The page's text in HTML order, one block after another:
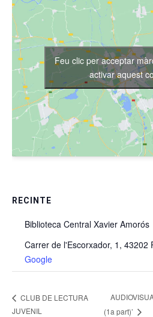
RECINTE
Biblioteca Central Xavier Amorós
Carrer de l'Escorxador, 1, 43202
Google
Feu clic per acceptar
activar aquest
CLUB DE LECTURA
JUVENIL
(1a part)’